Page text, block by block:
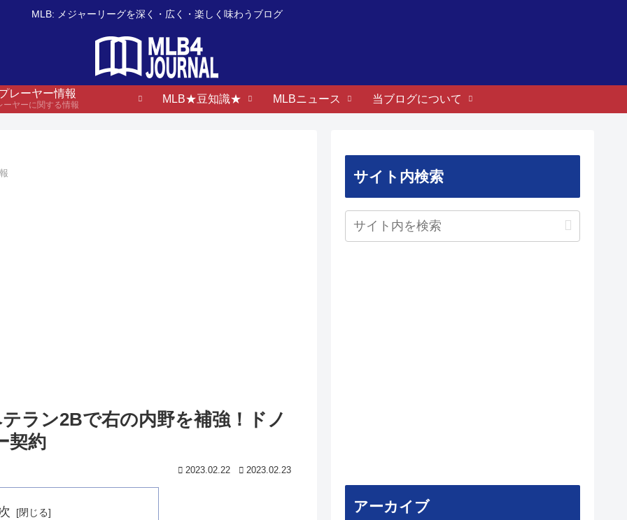
MLB: メジャーリーグを深く・広く・楽しく味わうブログ
レーヤー情報
ーヤーに関する情報
MLB★豆知識★ MLBニュース 当ブログについて
ラン2Bで右の内野を補強！ドノ
契約
2023.02.22 2023.02.23
サイト内検索
アーカイブ